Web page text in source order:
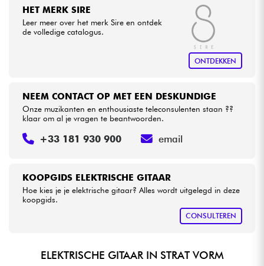
HET MERK SIRE
Leer meer over het merk Sire en ontdek
de volledige catalogus.
ONTDEKKEN
KOOPGIDS ELEKTRISCHE GITAAR
Hoe kies je je elektrische gitaar? Alles wordt uitgelegd in deze
koopgids.
CONSULTEREN
NEEM CONTACT OP MET EEN DESKUNDIGE
Onze muzikanten en enthousiaste teleconsulenten staan ??
klaar om al je vragen te beantwoorden.
+33 181 930 900 email
ELEKTRISCHE GITAAR IN STRAT VORM